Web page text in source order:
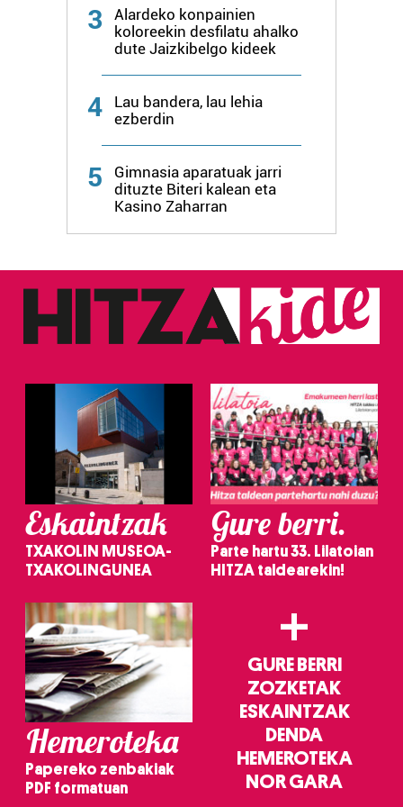
3
Alardeko konpainien
koloreekin desfilatu ahalko
dute Jaizkibelgo kideek
4
Lau bandera, lau lehia
ezberdin
5
Gimnasia aparatuak jarri
dituzte Biteri kalean eta
Kasino Zaharran
Eskaintzak
TXAKOLIN MUSEOA-
TXAKOLINGUNEA
Gure berri.
Parte hartu 33. Lilatoian
HITZA taldearekin!
Hemeroteka
Papereko zenbakiak
PDF formatuan
+
GURE BERRI
ZOZKETAK
ESKAINTZAK
DENDA
HEMEROTEKA
NOR GARA